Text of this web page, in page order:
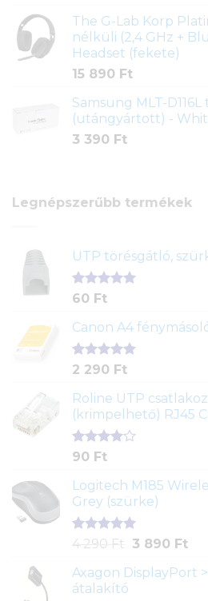
The G-Lab Korp
nélküli (2,4 GHz +
Headset (fekete)
15 890 Ft
Samsung MLT-
(utángyártott) -
3 390 Ft
Legnépszerűbb termékek
UTP törésgátló,
Értékelés
ből,
1
értékelés
alapján
60 Ft
Canon A4
Értékelés
ből,
2
értékelés
alapján
2 290 Ft
Roline UTP
(krimpelhető) RJ45
Értékelés
5-ből,
2
értékelés
alapján
90 Ft
Logitech M185
Grey (szürke)
Értékelés
ből,
1
értékelés
alapján
4 290 Ft
Original
was:
3 890 Ft
is:
Axagon DisplayPort
átalakító